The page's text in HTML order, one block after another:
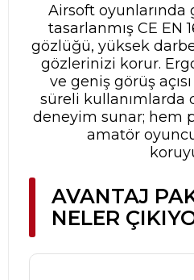
AVANTAJ
NELER
Airsoft
tasarlanmış CE EN
gözlüğü, yüksek darbe
gözlerinizi korur.
ve geniş görüş
süreli kullanımlarda
deneyim sunar; hem
amatör